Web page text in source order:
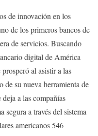
de innovación en los
de los primeros bancos de
de servicios. Buscando
digital de América
al asistir a las
su nueva herramienta de
a las compañías
segura a través del sistema
americanos 546